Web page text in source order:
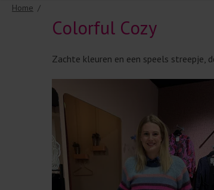
Home /
Colorful Cozy
Zachte kleuren en een speels streepje,